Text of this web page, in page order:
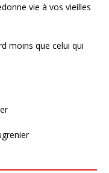
vie à vos vieilles
moins que celui qui